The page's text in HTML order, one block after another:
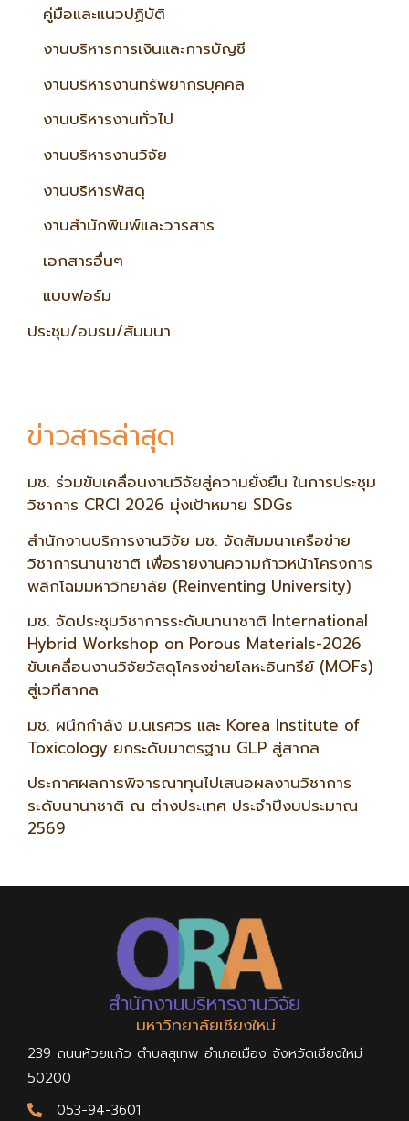
คู่มือและแนวปฏิบัติ
งานบริหารการเงินและการบัญชี
งานบริหารงานทรัพยากรบุคคล
งานบริหารงานทั่วไป
งานบริหารงานวิจัย
งานบริหารพัสดุ
งานสำนักพิมพ์และวารสาร
เอกสารอื่นๆ
แบบฟอร์ม
ประชุม/อบรม/สัมมนา
ข่าวสารล่าสุด
มช. ร่วมขับเคลื่อนงานวิจัยสู่ความยั่งยืน ในการประชุม
วิชาการ CRCI 2026 มุ่งเป้าหมาย SDGs
สำนักงานบริการงานวิจัย มช. จัดสัมมนาเครือข่าย
วิชาการนานาชาติ เพื่อรายงานความก้าวหน้าโครงการ
พลิกโฉมมหาวิทยาลัย (Reinventing University)
มช. จัดประชุมวิชาการระดับนานาชาติ International
Hybrid Workshop on Porous Materials-2026
ขับเคลื่อนงานวิจัยวัสดุโครงข่ายโลหะอินทรีย์ (MOFs)
สู่เวทีสากล
มช. ผนึกกำลัง ม.นเรศวร และ Korea Institute of
Toxicology ยกระดับมาตรฐาน GLP สู่สากล
ประกาศผลการพิจารณาทุนไปเสนอผลงานวิชาการ
ระดับนานาชาติ ณ ต่างประเทศ ประจำปีงบประมาณ
2569
สำนักงานบริหารงานวิจัย
มหาวิทยาลัยเชียงใหม่
239 ถนนห้วยแก้ว ตำบลสุเทพ อำเภอเมือง จังหวัดเชียงใหม่
50200
053-94-3601